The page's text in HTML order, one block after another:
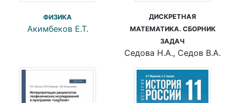
ФИЗИКА
Акимбеков Е.Т.
ДИСКРЕТНАЯ
МАТЕМАТИКА. СБОРНИК
ЗАДАЧ
Седова Н.А., Седов В.А.